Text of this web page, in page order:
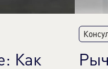
Как